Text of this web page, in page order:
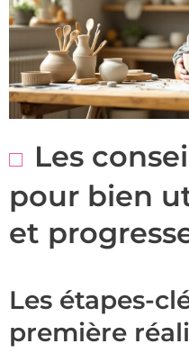
Les
pour bien
et
Les étapes-
première